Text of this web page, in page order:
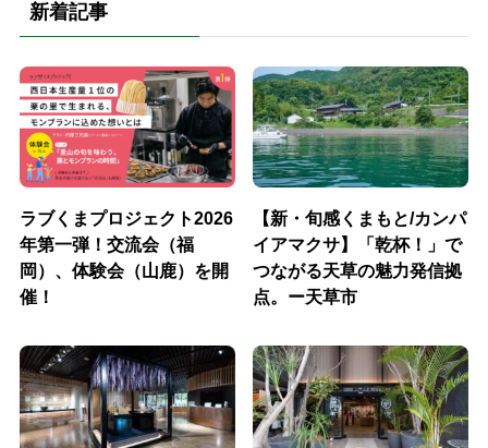
新着記事
ラブくまプロジェクト2026
年第一弾！交流会（福
岡）、体験会（山鹿）を開
催！
【新・旬感くまもと/カンパ
イアマクサ】「乾杯！」で
つながる天草の魅力発信拠
点。ー天草市